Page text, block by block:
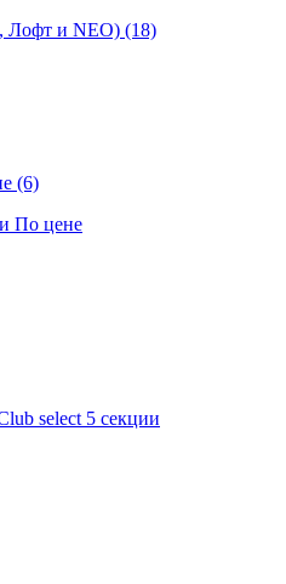
Лофт и NEO) (18)
(6)
По цене
select 5 секции